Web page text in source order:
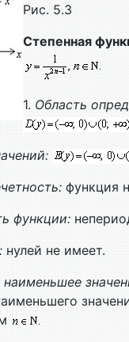
Рис. 5.3
Степенная
1. Область
функция
функции:
нулей не имеет.